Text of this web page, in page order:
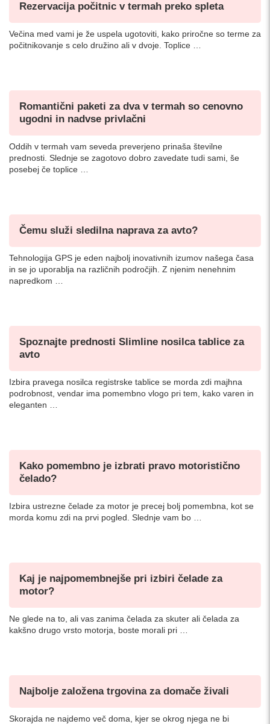
Rezervacija počitnic v termah preko spleta
Večina med vami je že uspela ugotoviti, kako priročne so terme za
počitnikovanje s celo družino ali v dvoje. Toplice …
Romantični paketi za dva v termah so cenovno
ugodni in nadvse privlačni
Oddih v termah vam seveda preverjeno prinaša številne
prednosti. Slednje se zagotovo dobro zavedate tudi sami, še
posebej če toplice …
Čemu služi sledilna naprava za avto?
Tehnologija GPS je eden najbolj inovativnih izumov našega časa
in se jo uporablja na različnih področjih. Z njenim nenehnim
napredkom …
Spoznajte prednosti Slimline nosilca tablice za
avto
Izbira pravega nosilca registrske tablice se morda zdi majhna
podrobnost, vendar ima pomembno vlogo pri tem, kako varen in
eleganten …
Kako pomembno je izbrati pravo motoristično
čelado?
Izbira ustrezne čelade za motor je precej bolj pomembna, kot se
morda komu zdi na prvi pogled. Slednje vam bo …
Kaj je najpomembnejše pri izbiri čelade za
motor?
Ne glede na to, ali vas zanima čelada za skuter ali čelada za
kakšno drugo vrsto motorja, boste morali pri …
Najbolje založena trgovina za domače živali
Skorajda ne najdemo več doma, kjer se okrog njega ne bi